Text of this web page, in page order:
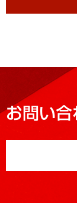
お問い合